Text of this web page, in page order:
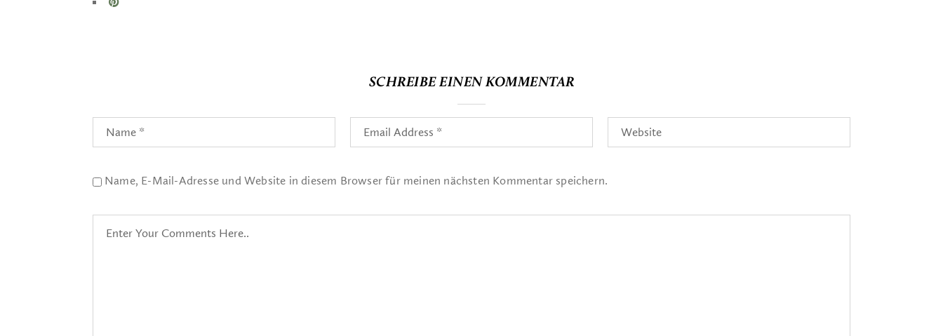
SCHREIBE EINEN KOMMENTAR
Name, E-Mail-Adresse und Website in diesem Browser für meinen nächsten Kommentar speichern.